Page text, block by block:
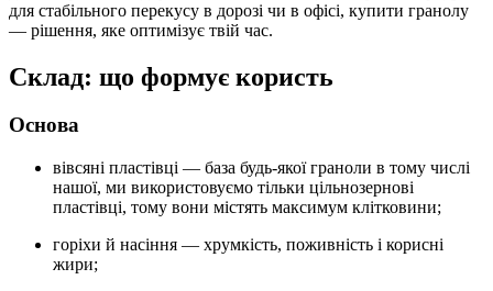
для стабільного перекусу в дорозі чи в офісі, купити гранолу
— рішення, яке оптимізує твій час.
Склад: що формує користь
Основа
вівсяні пластівці — база будь-якої граноли в тому числі
нашої, ми використовуємо тільки цільнозернові
пластівці, тому вони містять максимум клітковини;
горіхи й насіння — хрумкість, поживність і корисні
жири;